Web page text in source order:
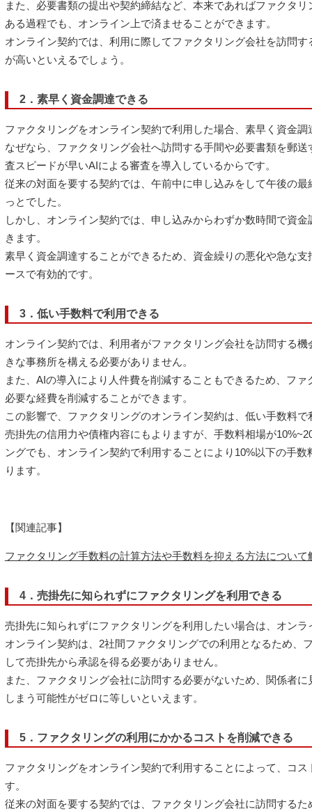
また、必要書類の提出や契約締結など、本来であればファクタ
ある過程でも、オンライン上で済ませることができます。
オンライン契約では、利用に際してファクタリング会社を訪問
が高いといえるでしょう。
2．素早く資金調達できる
ファクタリングをオンライン契約で利用した場合、素早く資金
なぜなら、ファクタリング会社へ訪問する手間や必要書類を郵
査スピードが早いAIによる審査を導入しているからです。
従来の対面を要する契約では、午前中に申し込みをして午後の
っとでした。
しかし、オンライン契約では、申し込みからわずか数時間で資
きます。
素早く資金調達することができるため、資金繰りの悪化や急な
ースで有効的です。
3．低い手数料で利用できる
オンライン契約では、利用者がファクタリング会社を訪問する
きな事務所を構える必要がありません。
また、AIの導入により人件費を削減することもできるため、フ
必要な経費を削減することができます。
この影響で、ファクタリングのオンライン契約は、低い手数料
売掛先の信用力や債権内容にもよりますが、手数料相場が
ングでも、オンライン契約で利用することにより10%以下の手
ります。
【関連記事】
ファクタリング手数料の計算方法や手数料を抑える方法について
4．売掛先に知られずにファクタリングを利用できる
売掛先に知られずにファクタリングを利用したい場合は、オン
オンライン契約は、2社間ファクタリングでの利用となるため、
して売掛先から承認を得る必要がありません。
また、ファクタリング会社に訪問する必要がないため、関係者
しまう可能性がゼロに等しいといえます。
5．ファクタリングの利用にかかるコストを削減できる
ファクタリングをオンライン契約で利用することによって、コ
す。
従来の対面を要する契約では、ファクタリング会社に訪問する